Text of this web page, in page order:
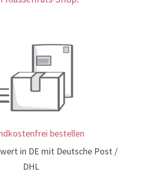
bestellen
in DE mit Deutsche Post /
DHL